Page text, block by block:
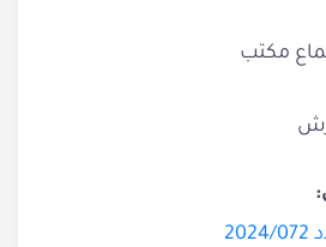
مكتب